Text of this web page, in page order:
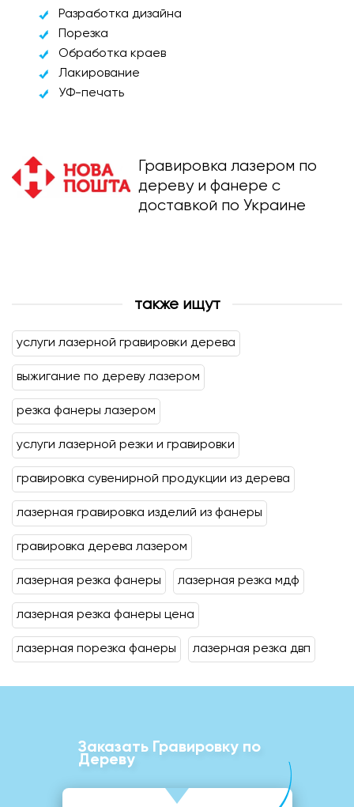
Разработка дизайна
Порезка
Обработка краев
Лакирование
УФ-печать
Гравировка лазером по
дереву и фанере с
доставкой по Украине
также ищут
услуги лазерной гравировки дерева
выжигание по дереву лазером
резка фанеры лазером
услуги лазерной резки и гравировки
гравировка сувенирной продукции из дерева
лазерная гравировка изделий из фанеры
гравировка дерева лазером
лазерная резка фанеры лазерная резка мдф
лазерная резка фанеры цена
лазерная порезка фанеры лазерная резка двп
Заказать Гравировку по
Дереву